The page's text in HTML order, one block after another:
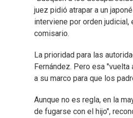
juez pidió atrapar a un
interviene por orden
comisario.
La prioridad para las
Fernández. Pero esa
a su marco para que los
Aunque no es regla, en la
de fugarse con el hijo",